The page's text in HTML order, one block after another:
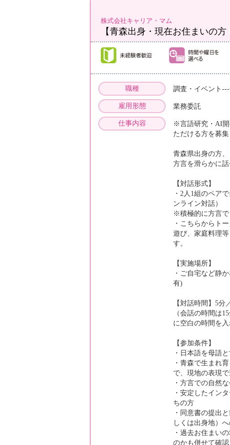
株式会社キャリア・マム
【青森出身・現在お住まいの
職種 調査・イベント
雇用形態 業務委託
仕事内容
※言語研究・AI開
ただける方を募集
青森県出身の方
方言を滑らかに話
【対話形式】
・2人1組のペア
ンライン対話）
※積極的に方言で
・こちらからト
遊び、家庭料理
す。
【実施場所】
・ご自宅など静
有)
【対話時間】5分
（会話の時間は
に空白の時間を
【参加条件】
・日本語を母語
・青森で生まれ
で、現地の表現
・方言での自然
・安定したイン
ちの方
・同意書の提出
しくは出身地）
・過去お住まい
のかも併せて確認